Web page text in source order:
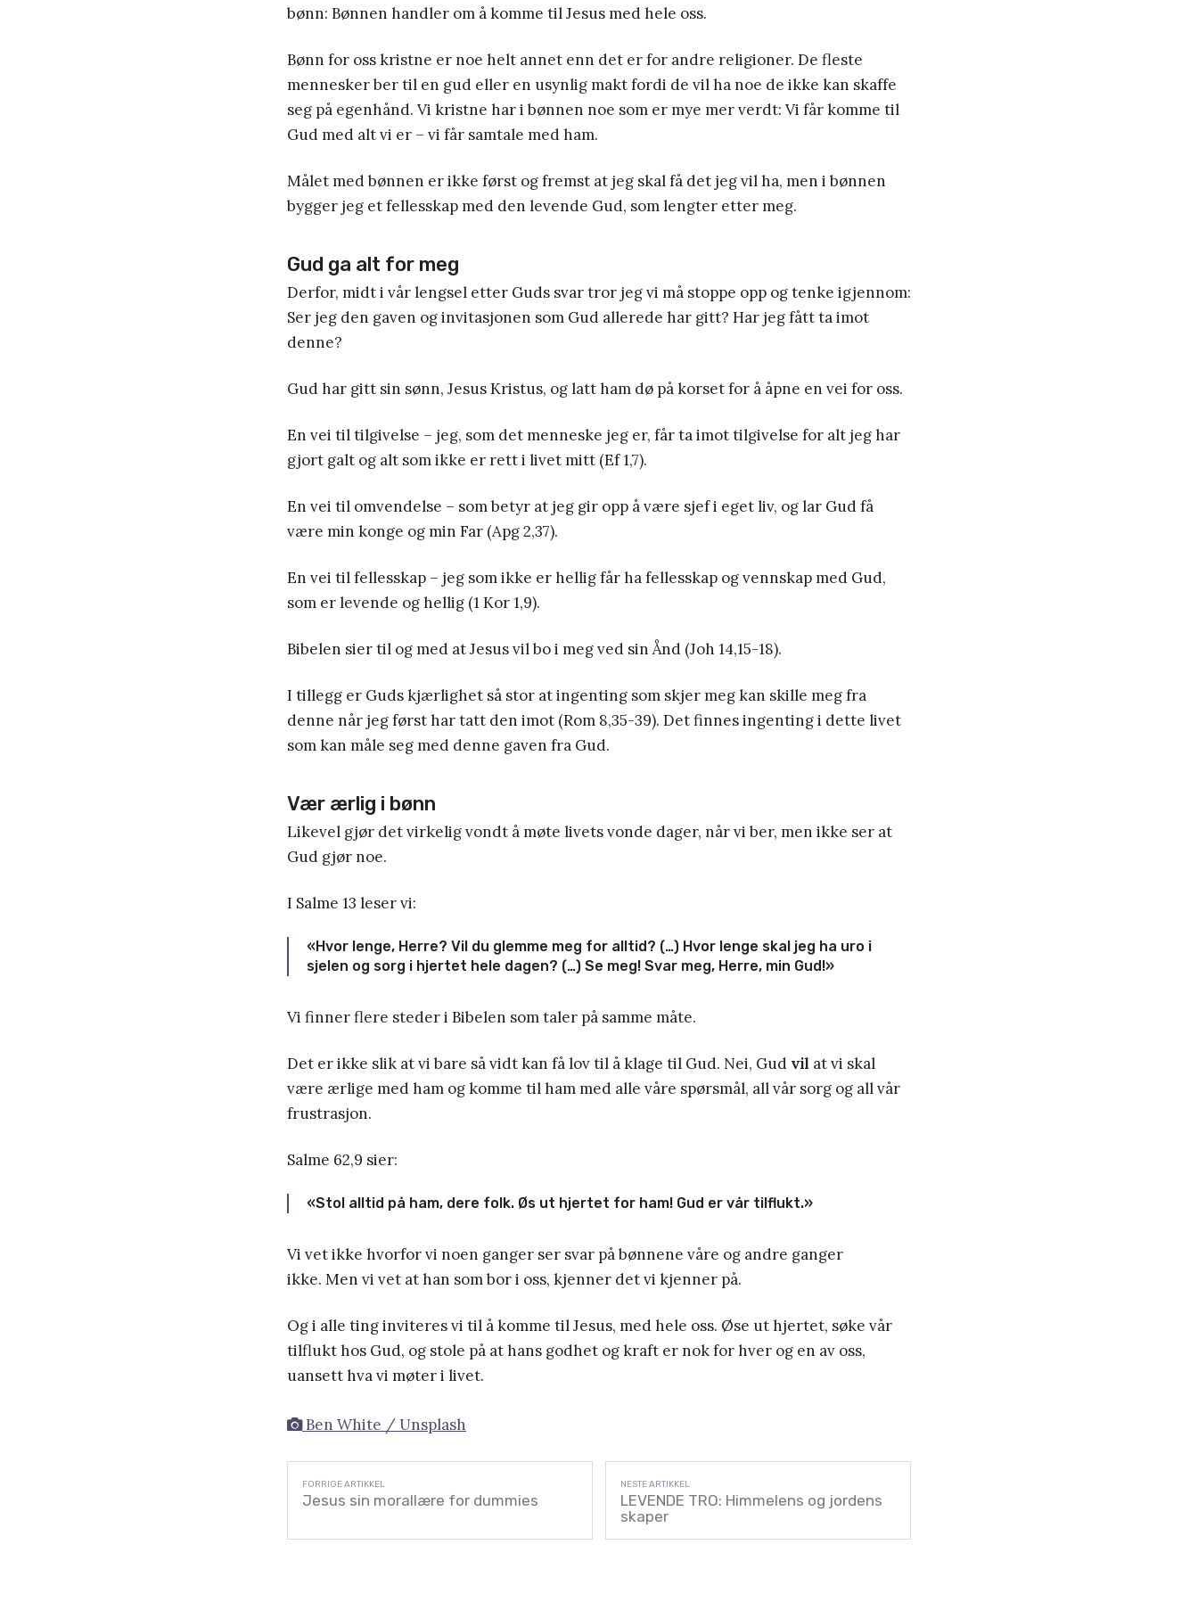
bønn: Bønnen handler om å komme til Jesus med hele oss.
Bønn for oss kristne er noe helt annet enn det er for andre religioner. De fleste
mennesker ber til en gud eller en usynlig makt fordi de vil ha noe de ikke kan skaffe
seg på egenhånd. Vi kristne har i bønnen noe som er mye mer verdt: Vi får komme til
Gud med alt vi er – vi får samtale med ham.
Målet med bønnen er ikke først og fremst at jeg skal få det jeg vil ha, men i bønnen
bygger jeg et fellesskap med den levende Gud, som lengter etter meg.
Gud ga alt for meg
Derfor, midt i vår lengsel etter Guds svar tror jeg vi må stoppe opp og tenke igjennom:
Ser jeg den gaven og invitasjonen som Gud allerede har gitt? Har jeg fått ta imot
denne?
Gud har gitt sin sønn, Jesus Kristus, og latt ham dø på korset for å åpne en vei for oss.
En vei til tilgivelse – jeg, som det menneske jeg er, får ta imot tilgivelse for alt jeg har
gjort galt og alt som ikke er rett i livet mitt (Ef 1,7).
En vei til omvendelse – som betyr at jeg gir opp å være sjef i eget liv, og lar Gud få
være min konge og min Far (Apg 2,37).
En vei til fellesskap – jeg som ikke er hellig får ha fellesskap og vennskap med Gud,
som er levende og hellig (1 Kor 1,9).
Bibelen sier til og med at Jesus vil bo i meg ved sin Ånd (Joh 14,15-18).
I tillegg er Guds kjærlighet så stor at ingenting som skjer meg kan skille meg fra
denne når jeg først har tatt den imot (Rom 8,35-39). Det finnes ingenting i dette livet
som kan måle seg med denne gaven fra Gud.
Vær ærlig i bønn
Likevel gjør det virkelig vondt å møte livets vonde dager, når vi ber, men ikke ser at
Gud gjør noe.
I Salme 13 leser vi:
«Hvor lenge, Herre? Vil du glemme meg for alltid? (…) Hvor lenge skal jeg ha uro i
sjelen og sorg i hjertet hele dagen? (…) Se meg! Svar meg, Herre, min Gud!»
Vi finner flere steder i Bibelen som taler på samme måte.
Det er ikke slik at vi bare så vidt kan få lov til å klage til Gud. Nei, Gud vil at vi skal
være ærlige med ham og komme til ham med alle våre spørsmål, all vår sorg og all vår
frustrasjon.
Salme 62,9 sier:
«Stol alltid på ham, dere folk. Øs ut hjertet for ham! Gud er vår tilflukt.»
Vi vet ikke hvorfor vi noen ganger ser svar på bønnene våre og andre ganger
ikke. Men vi vet at han som bor i oss, kjenner det vi kjenner på.
Og i alle ting inviteres vi til å komme til Jesus, med hele oss. Øse ut hjertet, søke vår
tilflukt hos Gud, og stole på at hans godhet og kraft er nok for hver og en av oss,
uansett hva vi møter i livet.
Ben White / Unsplash
Jesus sin morallære for dummies
LEVENDE TRO: Himmelens og jordens
skaper